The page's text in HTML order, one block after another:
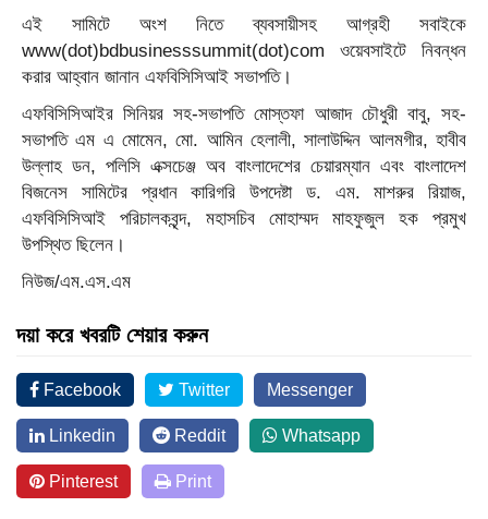
এই সামিটে অংশ নিতে ব্যবসায়ীসহ আগ্রহী সবাইকে
www(dot)bdbusinesssummit(dot)com ওয়েবসাইটে নিবন্ধন
করার আহ্বান জানান এফবিসিসিআই সভাপতি।
এফবিসিসিআইর সিনিয়র সহ-সভাপতি মোস্তফা আজাদ চৌধুরী বাবু, সহ-
সভাপতি এম এ মোমেন, মো. আমিন হেলালী, সালাউদ্দিন আলমগীর, হাবীব
উল্লাহ ডন, পলিসি এক্সচেঞ্জ অব বাংলাদেশের চেয়ারম্যান এবং বাংলাদেশ
বিজনেস সামিটের প্রধান কারিগরি উপদেষ্টা ড. এম. মাশরুর রিয়াজ,
এফবিসিসিআই পরিচালকবৃন্দ, মহাসচিব মোহাম্মদ মাহফুজুল হক প্রমুখ
উপস্থিত ছিলেন।
নিউজ/এম.এস.এম
দয়া করে খবরটি শেয়ার করুন
Facebook Twitter Messenger
Linkedin Reddit Whatsapp
Pinterest Print